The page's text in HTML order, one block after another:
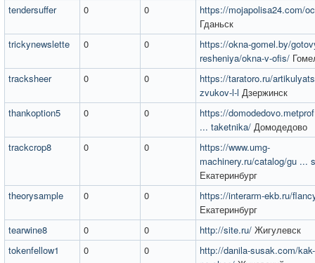
tendersuffer
0 0
https://mojapolisa24.com/
Гданьск
trickynewslette
0 0
https://okna-gomel.by/
resheniya/okna-v-ofis/
tracksheer
0 0
https://taratoro.ru/
zvukov-l-l Дзержинск
thankoption5
0 0
https://
... taketnika/ Домодедово
trackcrop8
0 0
https://www.umg-
machinery.ru/catalog/gu ...
Екатеринбург
theorysample
0 0
https://interarm-ekb.ru/
Екатеринбург
tearwine8
0 0 http://site.ru/ Жигулевск
tokenfellow1
0 0
http://danila-susak.com/